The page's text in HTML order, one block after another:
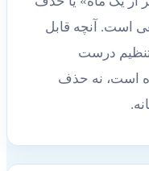
است. آنچه قابل
درست
است، نه حذف